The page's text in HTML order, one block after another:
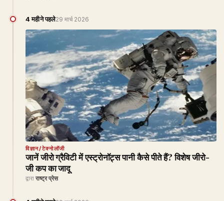
4 महीने पहले29 मार्च 2026
विज्ञान/टेक्नोलॉजी
जानें जीरो ग्रैविटी में एस्ट्रोनॉट्स पानी कैसे पीते हैं? विशेष जीरो-
जी कप का जादू
द्वारा राष्ट्र प्रेस